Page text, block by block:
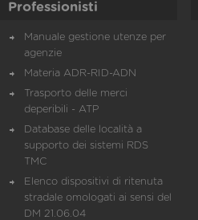
Professionisti
Manuale gestione utenze per
agenzie
Materia ADR-RID-ADN
Trasporto delle merci
deperibili - ATP
Database delle località a
supporto dei sistemi RDS
TMC
Elenco dispositivi di ritenuta
stradale omologati ai sensi del
DM 21.06.04